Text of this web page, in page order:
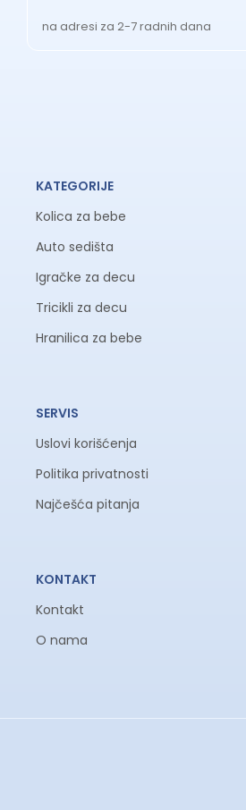
na adresi za 2-7 radnih dana
KATEGORIJE
Kolica za bebe
Auto sedišta
Igračke za decu
Tricikli za decu
Hranilica za bebe
SERVIS
Uslovi korišćenja
Politika privatnosti
Najčešća pitanja
KONTAKT
Kontakt
O nama